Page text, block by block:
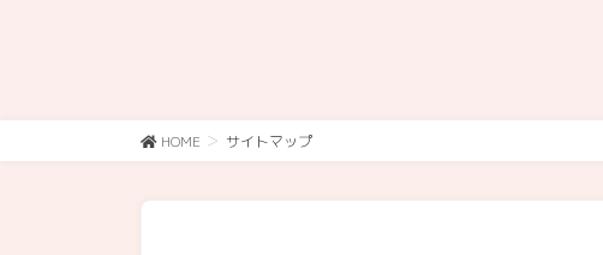
HOME サイトマップ